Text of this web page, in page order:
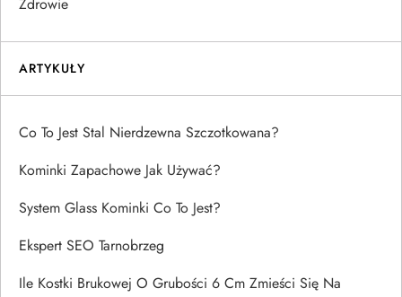
ARTYKUŁY
Co To Jest Stal Nierdzewna Szczotkowana?
Kominki Zapachowe Jak Używać?
System Glass Kominki Co To Jest?
Ekspert SEO Tarnobrzeg
Ile Kostki Brukowej O Grubości 6 Cm Zmieści Się Na